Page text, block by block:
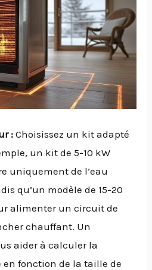
: Choisissez un kit adapté
un kit de 5-10 kW
uniquement de l’eau
qu’un modèle de 15-20
alimenter un circuit de
chauffant. Un
aider à calculer la
en fonction de la taille de